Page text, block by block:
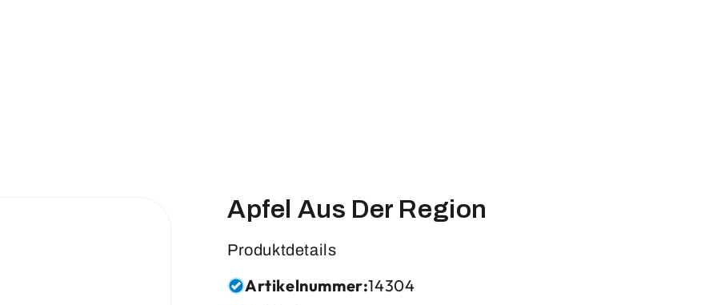
Apfel Aus Der Region
Produktdetails
Artikelnummer:14304